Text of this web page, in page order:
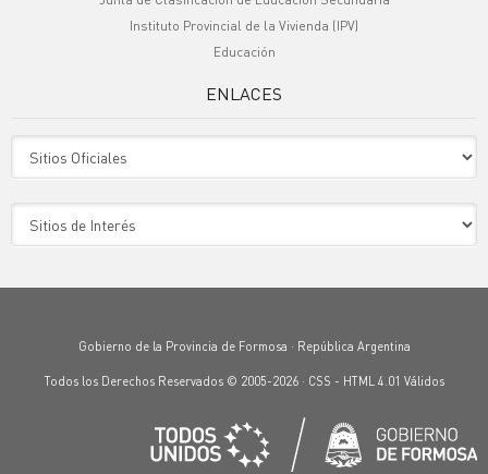
Instituto Provincial de la Vivienda (IPV)
Educación
ENLACES
Gobierno de la Provincia de Formosa · República Argentina
Todos los Derechos Reservados © 2005-2026 · CSS - HTML 4.01 Válidos